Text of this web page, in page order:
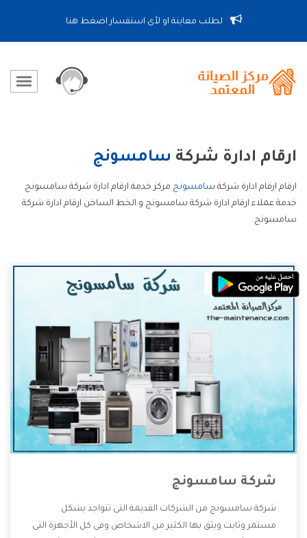
لطلب معاينة او لأى استفسار اضغط هنا
ارقام ادارة شركة سامسونج
ارقام ارقام ادارة شركة سامسونج مركز خدمة ارقام ادارة شركة سامسونج
خدمة عملاء ارقام ادارة شركة سامسونج و الخط الساخن ارقام ادارة شركة
سامسونج.
شركة سامسونج
شركة سامسونج من الشركات القديمة التى تتواجد بشكل
مستمر وثابت ويثق بها الكثير من الاشخاص وفى كل الأجهزة التى